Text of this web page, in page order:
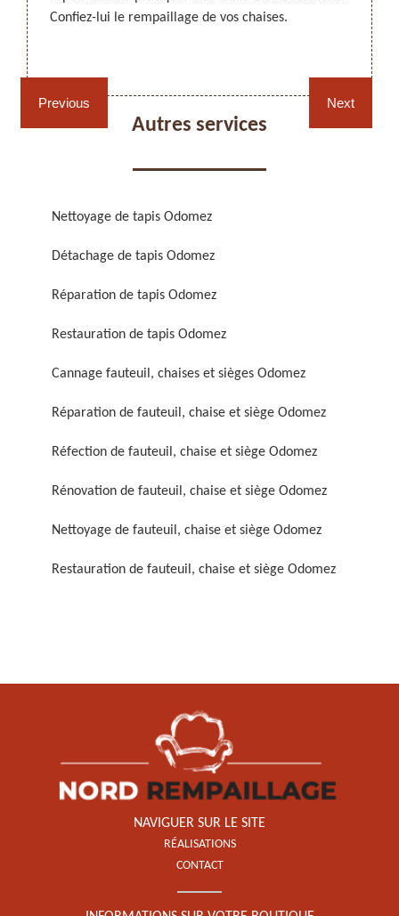
Cannage fauteuil, chaises
Réparation de fauteuil,
chaise et siège 59
chaise et siège 59
Restauration de fauteuil,
Previous
Confiez-lui le rempaillage de vos chaises.
de
devis.
Next
Autres services
Nettoyage de tapis Odomez
Détachage de tapis Odomez
Réparation de tapis Odomez
Restauration de tapis Odomez
Cannage fauteuil, chaises et sièges Odomez
Réparation de fauteuil, chaise et siège Odomez
Réfection de fauteuil, chaise et siège Odomez
Rénovation de fauteuil, chaise et siège Odomez
Nettoyage de fauteuil, chaise et siège Odomez
Restauration de fauteuil, chaise et siège Odomez
NAVIGUER SUR LE SITE
RÉALISATIONS
CONTACT